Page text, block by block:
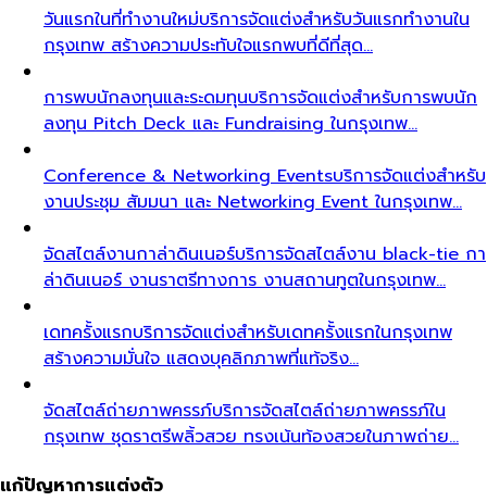
วันแรกในที่ทำงานใหม่บริการจัดแต่งสำหรับวันแรกทำงานใน
กรุงเทพ สร้างความประทับใจแรกพบที่ดีที่สุด…
การพบนักลงทุนและระดมทุนบริการจัดแต่งสำหรับการพบนัก
ลงทุน Pitch Deck และ Fundraising ในกรุงเทพ…
Conference & Networking Eventsบริการจัดแต่งสำหรับ
งานประชุม สัมมนา และ Networking Event ในกรุงเทพ…
จัดสไตล์งานกาล่าดินเนอร์บริการจัดสไตล์งาน black-tie กา
ล่าดินเนอร์ งานราตรีทางการ งานสถานทูตในกรุงเทพ…
เดทครั้งแรกบริการจัดแต่งสำหรับเดทครั้งแรกในกรุงเทพ
สร้างความมั่นใจ แสดงบุคลิกภาพที่แท้จริง…
จัดสไตล์ถ่ายภาพครรภ์บริการจัดสไตล์ถ่ายภาพครรภ์ใน
กรุงเทพ ชุดราตรีพลิ้วสวย ทรงเน้นท้องสวยในภาพถ่าย…
แก้ปัญหาการแต่งตัว